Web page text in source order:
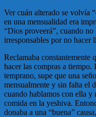
Ver cuán alterado se volvía
en una mensualidad era
“Dios proveerá”, cuando no
irresponsables por no hacer
Reclamaba constantemente
hacer las compras a
temprano, supe que una
mensualmente y sin falta el
cuando hablamos con ella y
comida en la yeshiva.
donaba a una “buena”